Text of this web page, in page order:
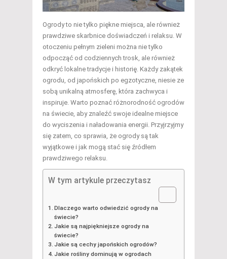
Ogrody to nie tylko piękne miejsca, ale również
prawdziwe skarbnice doświadczeń i relaksu. W
otoczeniu pełnym zieleni można nie tylko
odpocząć od codziennych trosk, ale również
odkryć lokalne tradycje i historię. Każdy zakątek
ogrodu, od japońskich po egzotyczne, niesie ze
sobą unikalną atmosferę, która zachwyca i
inspiruje. Warto poznać różnorodność ogrodów
na świecie, aby znaleźć swoje idealne miejsce
do wyciszenia i naładowania energii. Przyjrzyjmy
się zatem, co sprawia, że ogrody są tak
wyjątkowe i jak mogą stać się źródłem
prawdziwego relaksu.
W tym artykule przeczytasz
Dlaczego warto odwiedzić ogrody na
świecie?
Jakie są najpiękniejsze ogrody na
świecie?
Jakie są cechy japońskich ogrodów?
Jakie rośliny dominują w ogrodach